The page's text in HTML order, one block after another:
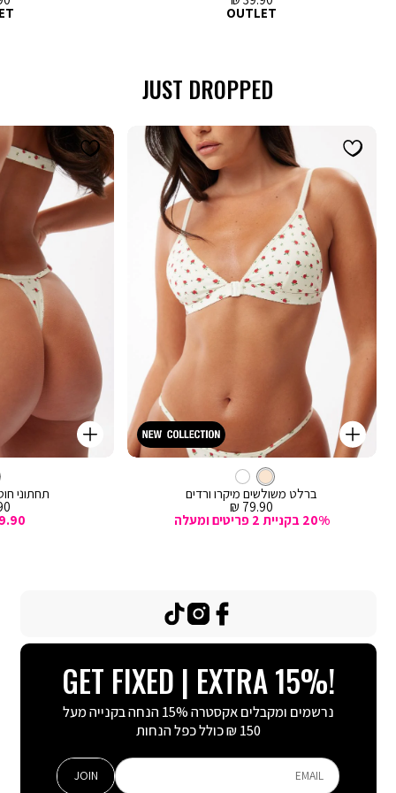
מכירה
OUTLET
JUST DROPPED
קנייה
מהירה
צבע
קרם
ברלט משולשים מיקרו ורדים
מחיר
מכירה
79.90 ₪
20% בקניית 2 פריטים ומעלה
ברלט
קנייה
מהירה
תחתוני
₪
GET FIXED | EXTRA 15%!
נרשמים ומקבלים אקסטרה 15% הנחה בקנייה מעל
150 ₪ כולל כפל הנחות
EMAIL
JOIN